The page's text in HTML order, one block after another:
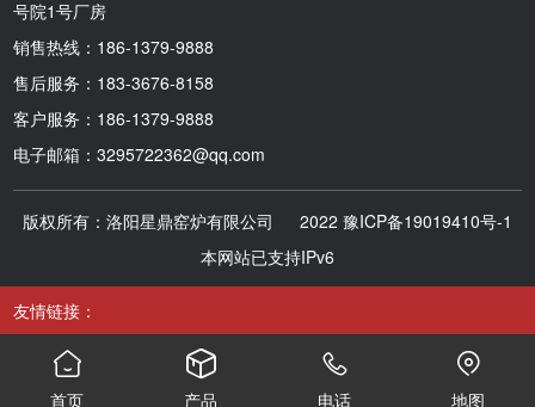
号院1号厂房
销售热线：186-1379-9888
售后服务：183-3676-8158
客户服务：186-1379-9888
电子邮箱：3295722362@qq.com
版权所有：洛阳星鼎窑炉有限公司 2022 豫ICP备19019410号-1
本网站已支持IPv6
友情链接：

首页

产品

电话

地图